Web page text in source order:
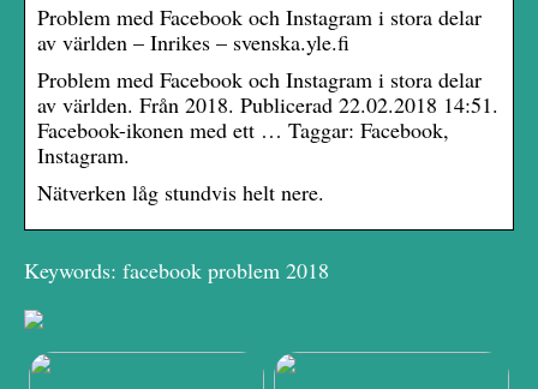
Problem med Facebook och Instagram i stora delar
av världen – Inrikes – svenska.yle.fi
Problem med Facebook och Instagram i stora delar
av världen. Från 2018. Publicerad 22.02.2018 14:51.
Facebook-ikonen med ett … Taggar: Facebook,
Instagram.
Nätverken låg stundvis helt nere.
Keywords: facebook problem 2018